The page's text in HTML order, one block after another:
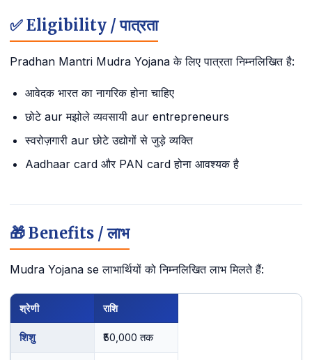
✅ Eligibility / पात्रता
Pradhan Mantri Mudra Yojana के लिए पात्रता निम्नलिखित है:
आवेदक भारत का नागरिक होना चाहिए
छोटे aur मझोले व्यवसायी aur entrepreneurs
स्वरोज़गारी aur छोटे उद्योगों से जुड़े व्यक्ति
Aadhaar card और PAN card होना आवश्यक है
🎁 Benefits / लाभ
Mudra Yojana se लाभार्थियों को निम्नलिखित लाभ मिलते हैं:
श्रेणी राशि
शिशु ₹50,000 तक